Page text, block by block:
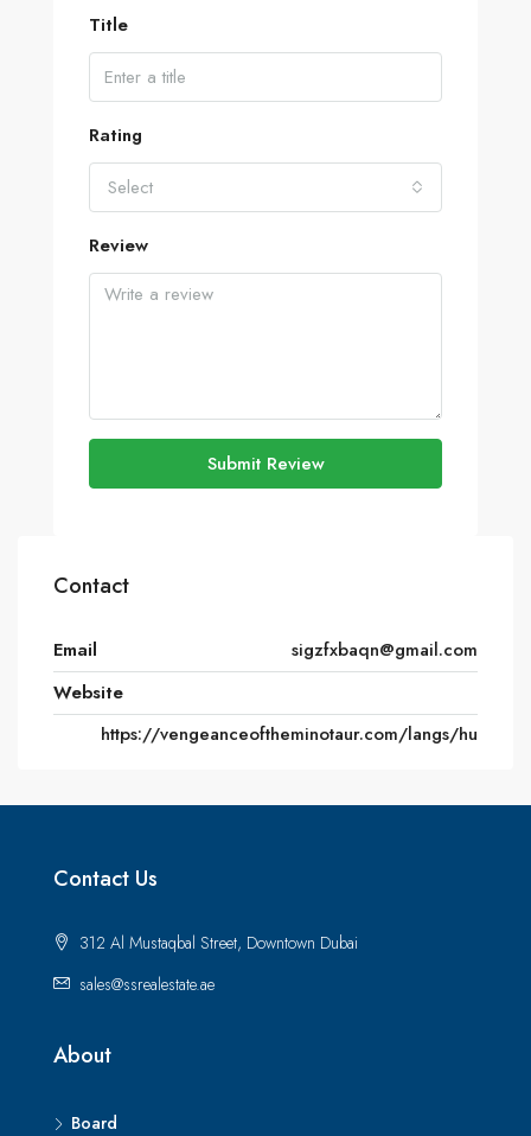
Title
Rating
Select
Review
Submit Review
Contact
Email
sigzfxbaqn@gmail.com
Website
https://vengeanceoftheminotaur.com/langs/hu
Contact Us
312 Al Mustaqbal Street, Downtown Dubai
sales@ssrealestate.ae
About
Board